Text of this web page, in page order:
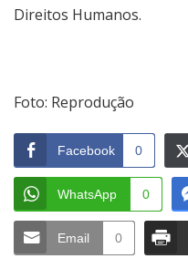
Direitos Humanos.
Foto: Reprodução
Facebook 0
WhatsApp 0
Email 0